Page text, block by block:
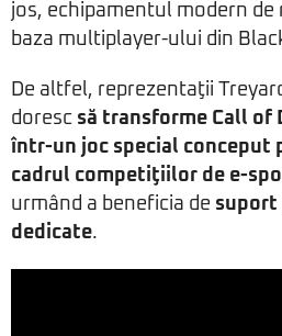
jos, echipamentul modern de
baza multiplayer-ului din
De altfel, reprezentaţii
doresc să transforme Call of
într-un joc special conceput
cadrul competiţiilor de e-
urmând a beneficia de suport
dedicate.